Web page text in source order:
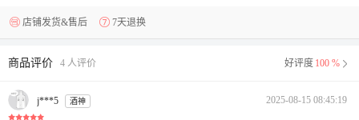
店铺发货&售后 7天退换
好评度 100 %
商品评价 4 人评价
2025-08-15 08:45:19
j***5 酒神